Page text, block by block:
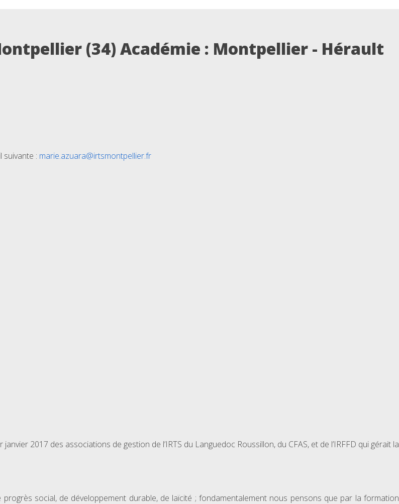
(34) Académie : Montpellier - Hérault
: marie.azuara@irtsmontpellier.fr
2017 des associations de gestion de l’IRTS du Languedoc Roussillon, du CFAS, et de l’IRFFD qui gérait la
social, de développement durable, de laïcité ; fondamentalement nous pensons que par la formation